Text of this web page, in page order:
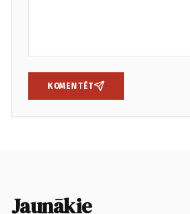
KOMENTĒT
Jaunākie